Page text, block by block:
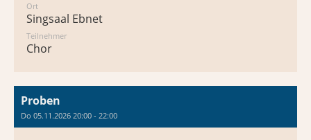
Ort
Singsaal Ebnet
Teilnehmer
Chor
Proben
Do 05.11.2026 20:00 - 22:00